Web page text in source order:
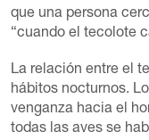
que una persona
“cuando el tecolote
La relación entre el
hábitos nocturnos.
venganza hacia el
todas las aves se